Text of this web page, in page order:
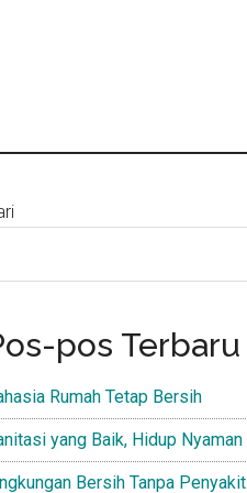
pos Terbaru
Rumah Tetap Bersih
yang Baik, Hidup Nyaman
Bersih Tanpa Penyakit